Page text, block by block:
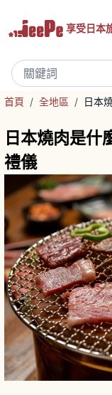
享受日本
首頁 / 全地區 / 日本
日本燒肉是什
禮儀